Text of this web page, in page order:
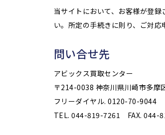
当サイトにおいて、お客様が登
い。所定の手続きに則り、ご対
問い合せ先
アビックス買取センター
〒214-0038 神奈川県川崎市多摩
フリーダイヤル. 0120-70-9044
TEL. 044-819-7261 FAX. 044-